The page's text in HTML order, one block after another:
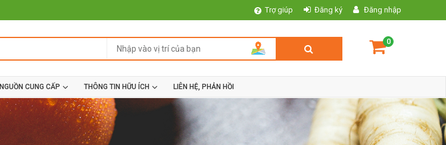
Trợ giúp Đăng ký Đăng nhập
0
NGUỒN CUNG CẤP THÔNG TIN HỮU ÍCH LIÊN HỆ, PHẢN HỒI